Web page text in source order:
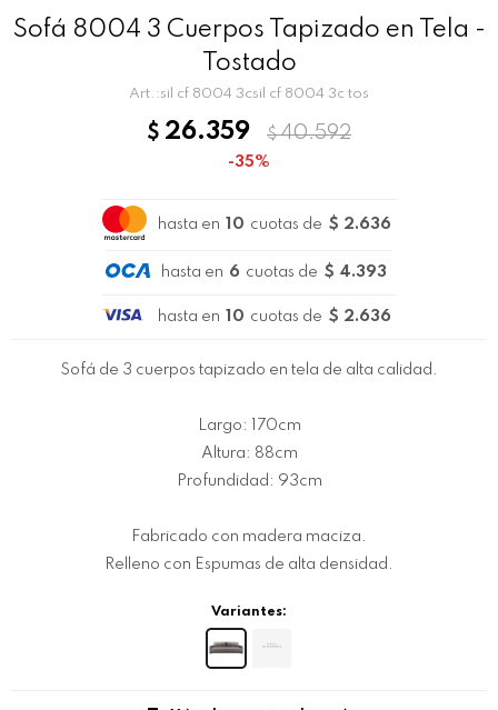
Sofá 8004 3 Cuerpos Tapizado en Tela -
Tostado
sil cf 8004 3csil cf 8004 3c tos
$ 26.359 $ 40.592
35
hasta en 10 cuotas de $ 2.636
hasta en 6 cuotas de $ 4.393
hasta en 10 cuotas de $ 2.636
Sofá de 3 cuerpos tapizado en tela de alta calidad.
Largo: 170cm
Altura: 88cm
Profundidad: 93cm
Fabricado con madera maciza.
Relleno con Espumas de alta densidad.
Variantes: